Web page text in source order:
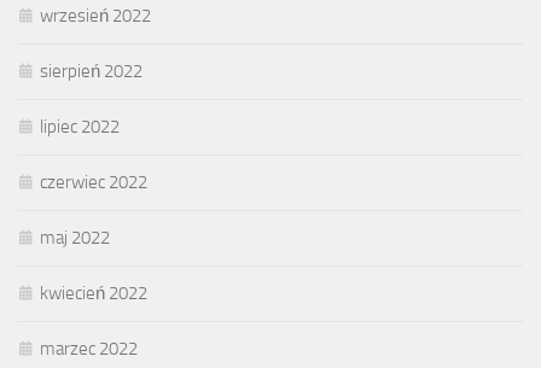
wrzesień 2022
sierpień 2022
lipiec 2022
czerwiec 2022
maj 2022
kwiecień 2022
marzec 2022